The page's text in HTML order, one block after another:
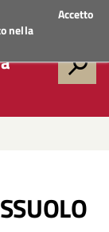
nella
Accetto